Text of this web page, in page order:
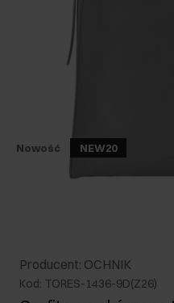
Nowość NEW20
Producent: OCHNIK
Kod: TORES-1436-9D(Z26)